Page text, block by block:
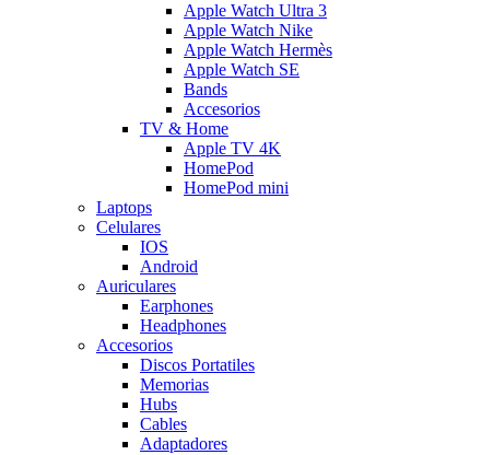
Apple Watch Ultra 3
Apple Watch Nike
Apple Watch Hermès
Apple Watch SE
Bands
Accesorios
TV & Home
Apple TV 4K
HomePod
HomePod mini
Laptops
Celulares
IOS
Android
Auriculares
Earphones
Headphones
Accesorios
Discos Portatiles
Memorias
Hubs
Cables
Adaptadores